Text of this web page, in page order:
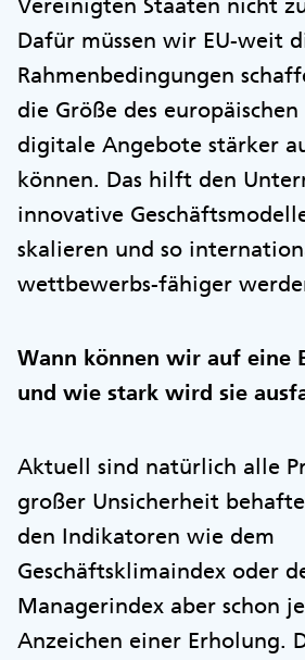
Dafür müssen wir EU-weit
Rahmenbedingungen
die Größe des
digitale Angebote stärker
können. Das hilft den
innovative
skalieren und so
wettbewerbs-fähiger
Wann können wir auf eine
und wie stark wird sie
Aktuell sind natürlich alle
großer Unsicherheit
den Indikatoren wie dem
Geschäftsklimaindex oder
Managerindex aber schon
Anzeichen einer Erholung.